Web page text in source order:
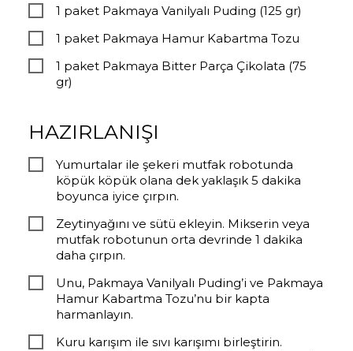
1 paket Pakmaya Vanilyalı Puding (125 gr)
1 paket Pakmaya Hamur Kabartma Tozu
1 paket Pakmaya Bitter Parça Çikolata (75
gr)
HAZIRLANIŞI
Yumurtalar ile şekeri mutfak robotunda
köpük köpük olana dek yaklaşık 5 dakika
boyunca iyice çırpın.
Zeytinyağını ve sütü ekleyin. Mikserin veya
mutfak robotunun orta devrinde 1 dakika
daha çırpın.
Unu, Pakmaya Vanilyalı Puding’i ve Pakmaya
Hamur Kabartma Tozu’nu bir kapta
harmanlayın.
Kuru karışım ile sıvı karışımı birleştirin.